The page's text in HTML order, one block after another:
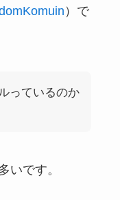
）で
っているのか
いです。